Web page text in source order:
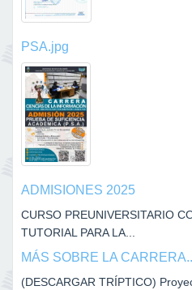
PSA.jpg
ADMISIONES 2025
CURSO PREUNIVERSITARIO
TUTORIAL PARA LA...
MÁS SOBRE LA
(DESCARGAR TRÍPTICO)